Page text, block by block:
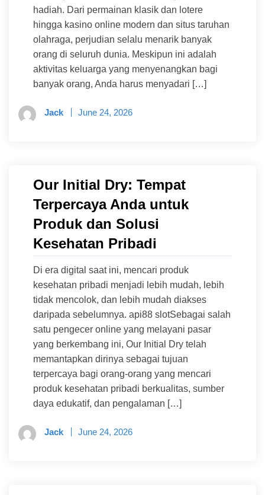
hadiah. Dari permainan klasik dan lotere
hingga kasino online modern dan situs taruhan
olahraga, perjudian selalu menarik banyak
orang di seluruh dunia. Meskipun ini adalah
aktivitas keluarga yang menyenangkan bagi
banyak orang, Anda harus menyadari […]
Jack June 24, 2026
Our Initial Dry: Tempat
Terpercaya Anda untuk
Produk dan Solusi
Kesehatan Pribadi
Di era digital saat ini, mencari produk
kesehatan pribadi menjadi lebih mudah, lebih
tidak mencolok, dan lebih mudah diakses
daripada sebelumnya. api88 slotSebagai salah
satu pengecer online yang melayani pasar
yang berkembang ini, Our Initial Dry telah
memantapkan dirinya sebagai tujuan
terpercaya bagi orang-orang yang mencari
produk kesehatan pribadi berkualitas, sumber
daya edukatif, dan pengalaman […]
Jack June 24, 2026